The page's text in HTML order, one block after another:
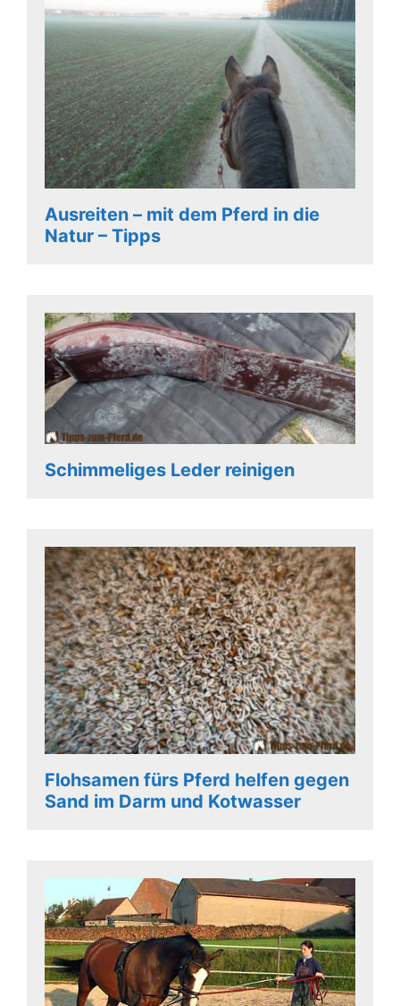
Ausreiten – mit dem Pferd in die
Natur – Tipps
Schimmeliges Leder reinigen
Flohsamen fürs Pferd helfen gegen
Sand im Darm und Kotwasser